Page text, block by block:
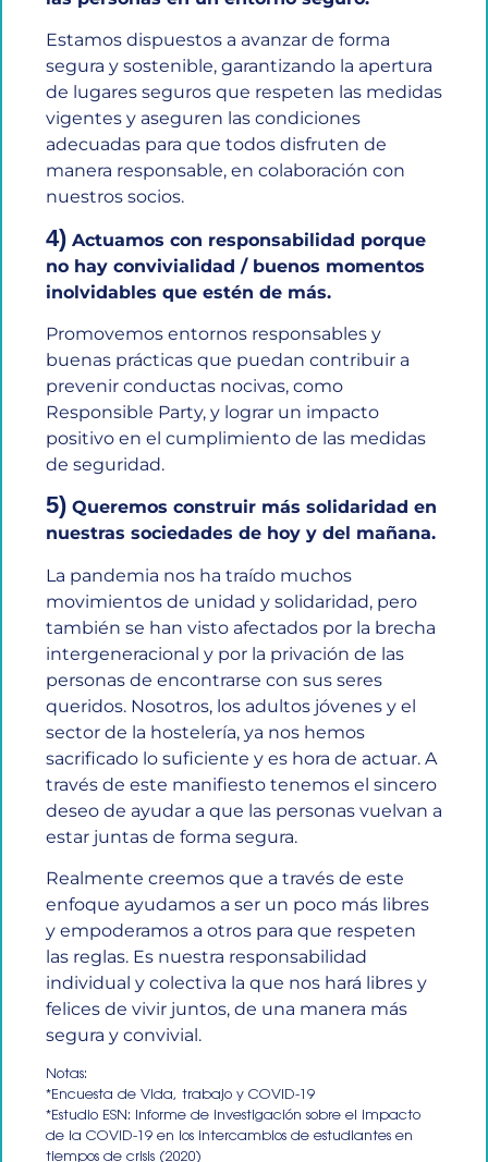
Estamos dispuestos a avanzar de forma
segura y sostenible, garantizando la apertura
de lugares seguros que respeten las medidas
vigentes y aseguren las condiciones
adecuadas para que todos disfruten de
manera responsable, en colaboración con
nuestros socios.
4) Actuamos con responsabilidad porque
no hay convivialidad / buenos momentos
inolvidables que estén de más.
Promovemos entornos responsables y
buenas prácticas que puedan contribuir a
prevenir conductas nocivas, como
Responsible Party, y lograr un impacto
positivo en el cumplimiento de las medidas
de seguridad.
5) Queremos construir más solidaridad en
nuestras sociedades de hoy y del mañana.
La pandemia nos ha traído muchos
movimientos de unidad y solidaridad, pero
también se han visto afectados por la brecha
intergeneracional y por la privación de las
personas de encontrarse con sus seres
queridos. Nosotros, los adultos jóvenes y el
sector de la hostelería, ya nos hemos
sacrificado lo suficiente y es hora de actuar. A
través de este manifiesto tenemos el sincero
deseo de ayudar a que las personas vuelvan a
estar juntas de forma segura.
Realmente creemos que a través de este
enfoque ayudamos a ser un poco más libres
y empoderamos a otros para que respeten
las reglas. Es nuestra responsabilidad
individual y colectiva la que nos hará libres y
felices de vivir juntos, de una manera más
segura y convivial.
Notas:
*Encuesta de Vida, trabajo y COVID-19
*Estudio ESN: Informe de investigación sobre el impacto
de la COVID-19 en los intercambios de estudiantes en
tiempos de crisis (2020)